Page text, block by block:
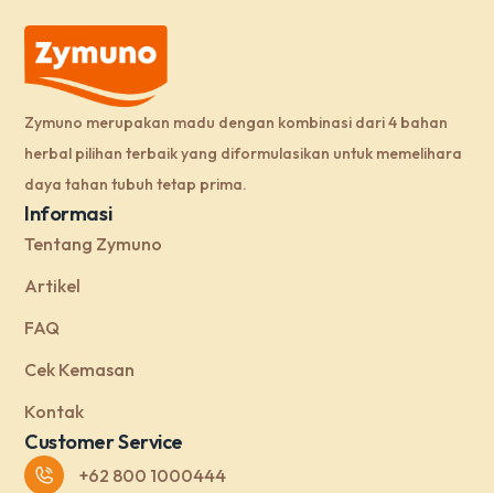
Zymuno merupakan madu dengan kombinasi dari 4 bahan
herbal pilihan terbaik yang diformulasikan untuk memelihara
daya tahan tubuh tetap prima.
Informasi
Tentang Zymuno
Artikel
FAQ
Cek Kemasan
Kontak
Customer Service
+62 800 1000444